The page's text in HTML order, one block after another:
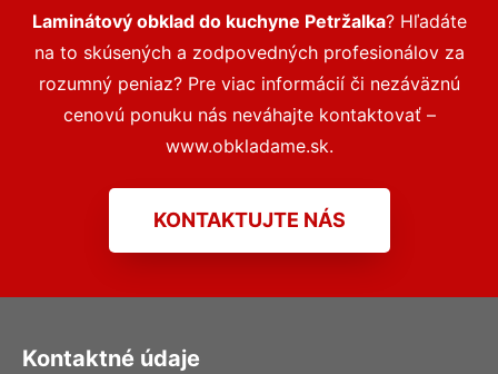
Laminátový obklad do kuchyne Petržalka? Hľadáte
na to skúsených a zodpovedných profesionálov za
rozumný peniaz? Pre viac informácií či nezáväznú
cenovú ponuku nás neváhajte kontaktovať –
www.obkladame.sk.
KONTAKTUJTE NÁS
Kontaktné údaje